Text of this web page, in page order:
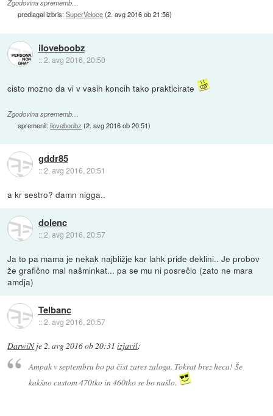
Zgodovina sprememb…
predlagal izbris:SuperVeloce(2. avg 2016 ob 21:56)
iloveboobz
::2. avg 2016, 20:50
cisto mozno da vi v vasih koncih tako prakticirate
Zgodovina sprememb…
spremenil:iloveboobz (2. avg 2016 ob 20:51)
gddr85
::2. avg 2016, 20:51
a kr sestro? damn nigga..
dolenc
::2. avg 2016, 20:57
Ja to pa mama je nekak najbližje kar lahk pride deklini.. Je probov
že grafično mal našminkat... pa se mu ni posrečlo (zato ne mara
amdja)
Telbanc
::2. avg 2016, 20:57
DarwiNje2. avg 2016 ob 20:31 izjavil:
Ampak v septembru bo pa čist zares zaloga. Tokrat brez heca! Še
kakšno custom 470tko in 460tko se bo našlo.